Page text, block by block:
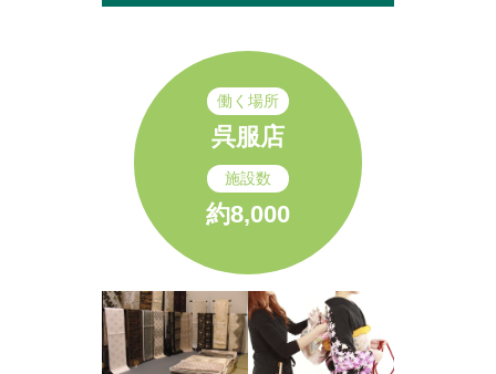
働く場所
呉服店
施設数
約8,000